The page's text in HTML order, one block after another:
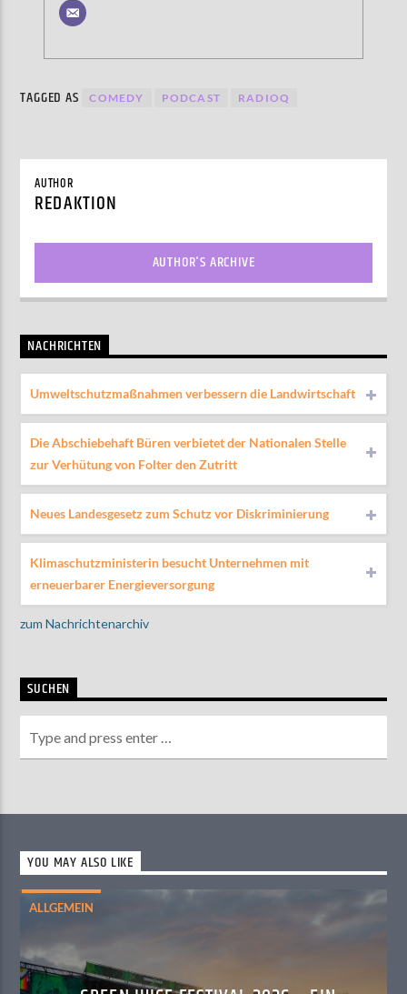
TAGGED AS COMEDY PODCAST RADIOQ
AUTHOR
REDAKTION
AUTHOR'S ARCHIVE
NACHRICHTEN
Umweltschutzmaßnahmen verbessern die Landwirtschaft
Die Abschiebehaft Büren verbietet der Nationalen Stelle
zur Verhütung von Folter den Zutritt
Neues Landesgesetz zum Schutz vor Diskriminierung
Klimaschutzministerin besucht Unternehmen mit
erneuerbarer Energieversorgung
zum Nachrichtenarchiv
SUCHEN
YOU MAY ALSO LIKE
ALLGEMEIN